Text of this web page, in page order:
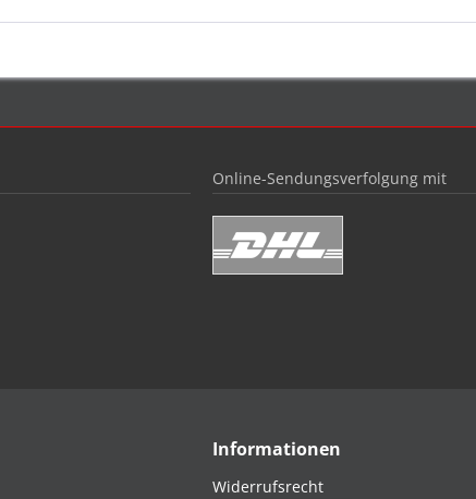
Online-Sendungsverfolgung mit
Informationen
Widerrufsrecht